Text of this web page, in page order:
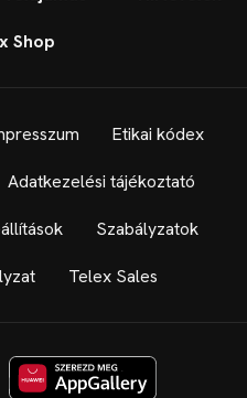
Shop
Etikai kódex
Adatkezelési tájékoztató
Szabályzatok
Telex Sales